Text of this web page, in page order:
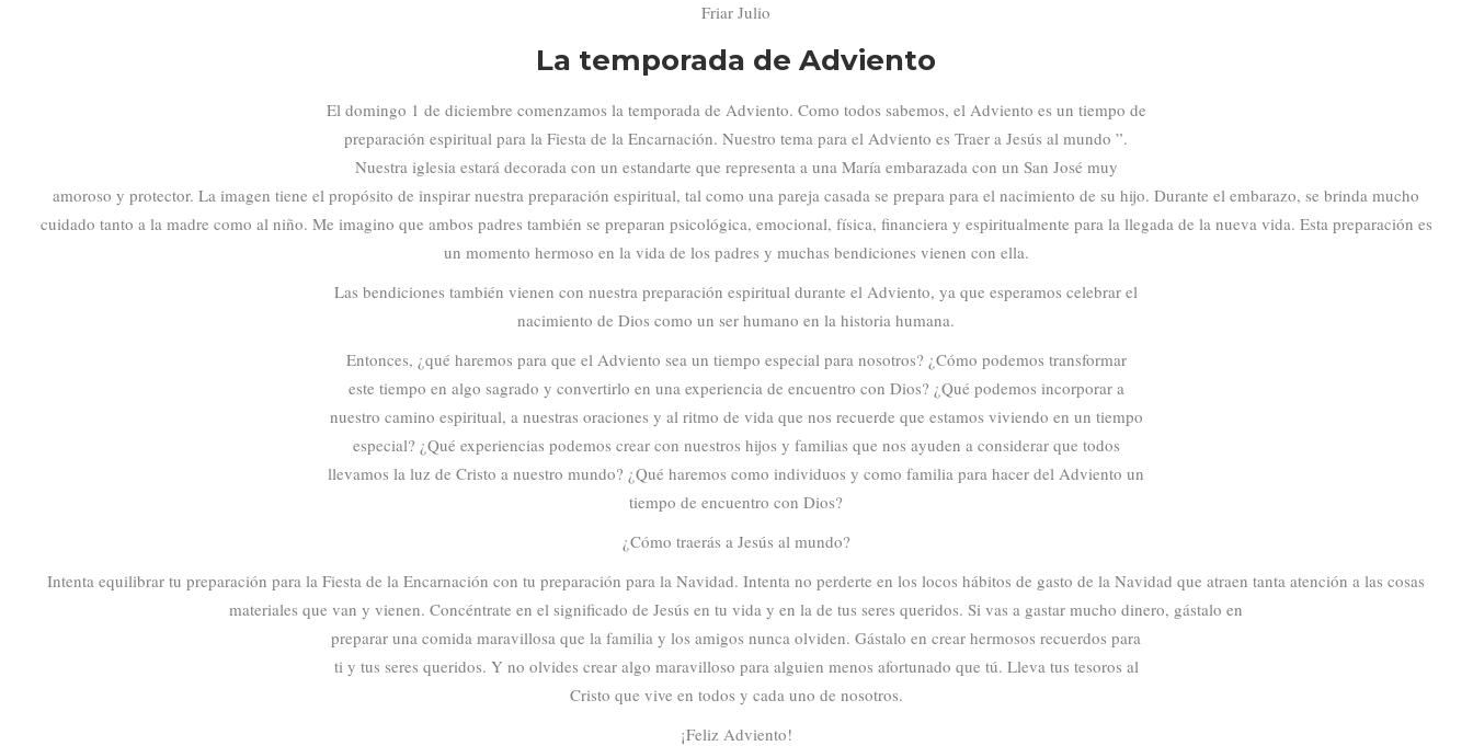
Friar Julio
La temporada de Adviento
El domingo 1 de diciembre comenzamos la temporada de Adviento. Como todos sabemos, el Adviento es un tiempo de
preparación espiritual para la Fiesta de la Encarnación. Nuestro tema para el Adviento es Traer a Jesús al mundo ”.
Nuestra iglesia estará decorada con un estandarte que representa a una María embarazada con un San José muy
amoroso y protector. La imagen tiene el propósito de inspirar nuestra preparación espiritual, tal como una pareja casada se prepara para el nacimiento de su hijo. Durante el embarazo, se brinda mucho
cuidado tanto a la madre como al niño. Me imagino que ambos padres también se preparan psicológica, emocional, física, financiera y espiritualmente para la llegada de la nueva vida. Esta preparación es
un momento hermoso en la vida de los padres y muchas bendiciones vienen con ella.
Las bendiciones también vienen con nuestra preparación espiritual durante el Adviento, ya que esperamos celebrar el
nacimiento de Dios como un ser humano en la historia humana.
Entonces, ¿qué haremos para que el Adviento sea un tiempo especial para nosotros? ¿Cómo podemos transformar
este tiempo en algo sagrado y convertirlo en una experiencia de encuentro con Dios? ¿Qué podemos incorporar a
nuestro camino espiritual, a nuestras oraciones y al ritmo de vida que nos recuerde que estamos viviendo en un tiempo
especial? ¿Qué experiencias podemos crear con nuestros hijos y familias que nos ayuden a considerar que todos
llevamos la luz de Cristo a nuestro mundo? ¿Qué haremos como individuos y como familia para hacer del Adviento un
tiempo de encuentro con Dios?
¿Cómo traerás a Jesús al mundo?
Intenta equilibrar tu preparación para la Fiesta de la Encarnación con tu preparación para la Navidad. Intenta no perderte en los locos hábitos de gasto de la Navidad que atraen tanta atención a las cosas
materiales que van y vienen. Concéntrate en el significado de Jesús en tu vida y en la de tus seres queridos. Si vas a gastar mucho dinero, gástalo en
preparar una comida maravillosa que la familia y los amigos nunca olviden. Gástalo en crear hermosos recuerdos para
ti y tus seres queridos. Y no olvides crear algo maravilloso para alguien menos afortunado que tú. Lleva tus tesoros al
Cristo que vive en todos y cada uno de nosotros.
¡Feliz Adviento!